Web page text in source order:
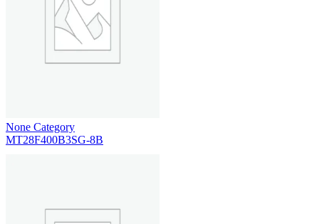
None Category
MT28F400B3SG-8B